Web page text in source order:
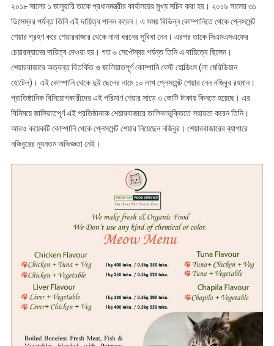
২০১৮ সালের ১ জানুয়ারি তাকে প্রধানমন্ত্রীর কার্যালয়ের মুখ্য সচিব করা হয়। ২০১৯ সালের ৩১
ডিসেম্বর পর্যন্ত তিনি এই দায়িত্ব পালন করেন। এ সময় বিভিন্ন কোম্পানিতে থেকে প্লেসমেন্ট
শেয়ার গ্রহণ করে শেয়ারবাজার থেকে নানা ধরনের সুবিধা নেন। এরপর তাকে সিএমএসএফের
চেয়ারম্যানের দায়িত্ব দেওয়া হয়। গত ৬ সেপ্টেম্বর পর্যন্ত তিনি এ দায়িত্বে ছিলেন।
শেয়ারবাজারে অত্যন্ত বিতর্কিত ও জালিয়াতপূর্ণ কোম্পানি বেস্ট হোল্ডিংস (লা মেরিডিয়ান
হোটেল)। এই কোম্পানি থেকে দুই ছেলের নামে ১০ লাখ প্লেসমেন্ট শেয়ার নেন নজিবুর রহমান।
প্রাতিষ্ঠানিক বিনিয়োগকারীদের এই পরিমাণ শেয়ার সাড়ে ৩ কোটি টাকায় কিনতে হয়েছে। এর
বিনিময়ে জালিয়াতপূর্ণ এই প্রতিষ্ঠানকে শেয়ারবাজারে তালিকাভুক্তিতে সহায়তা করেন তিনি।
আরও কয়েকটি কোম্পানি থেকে প্লেসমেন্ট শেয়ার নিয়েছেন নজিবুর। শেয়ারবাজারের ব্যাপারে
নজিবুরের ন্যূনতম অভিজ্ঞতা নেই।